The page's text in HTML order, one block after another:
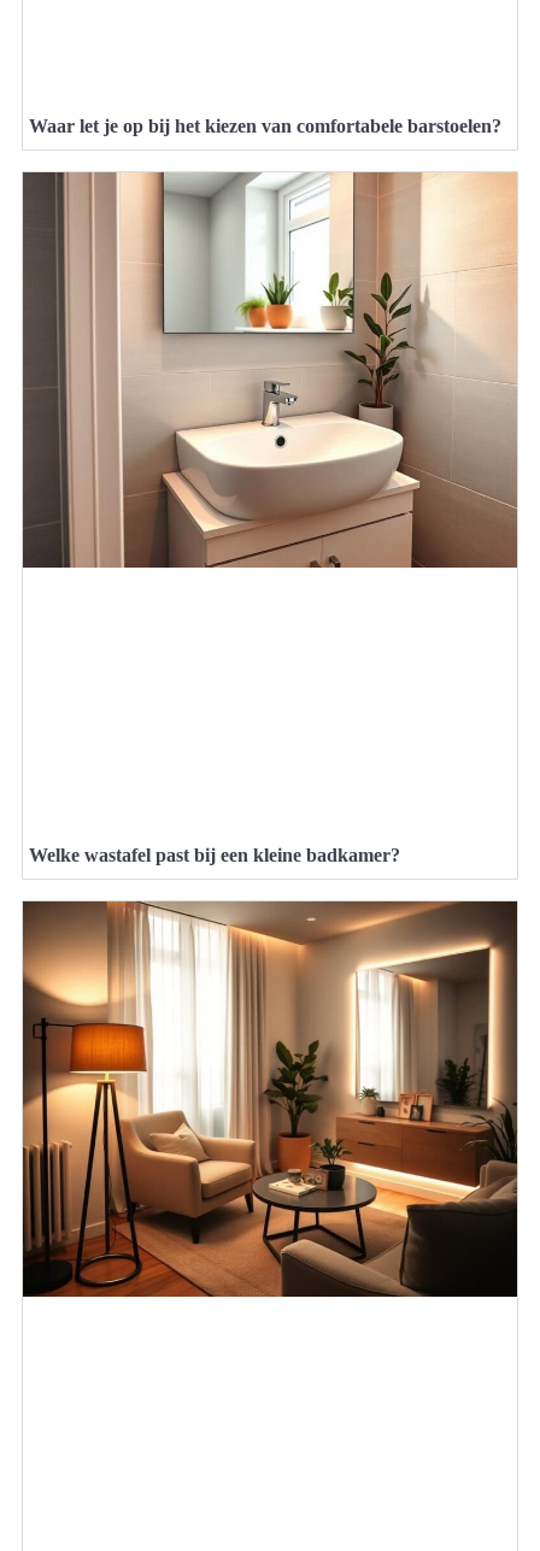
Waar let je op bij het kiezen van comfortabele barstoelen?
Welke wastafel past bij een kleine badkamer?